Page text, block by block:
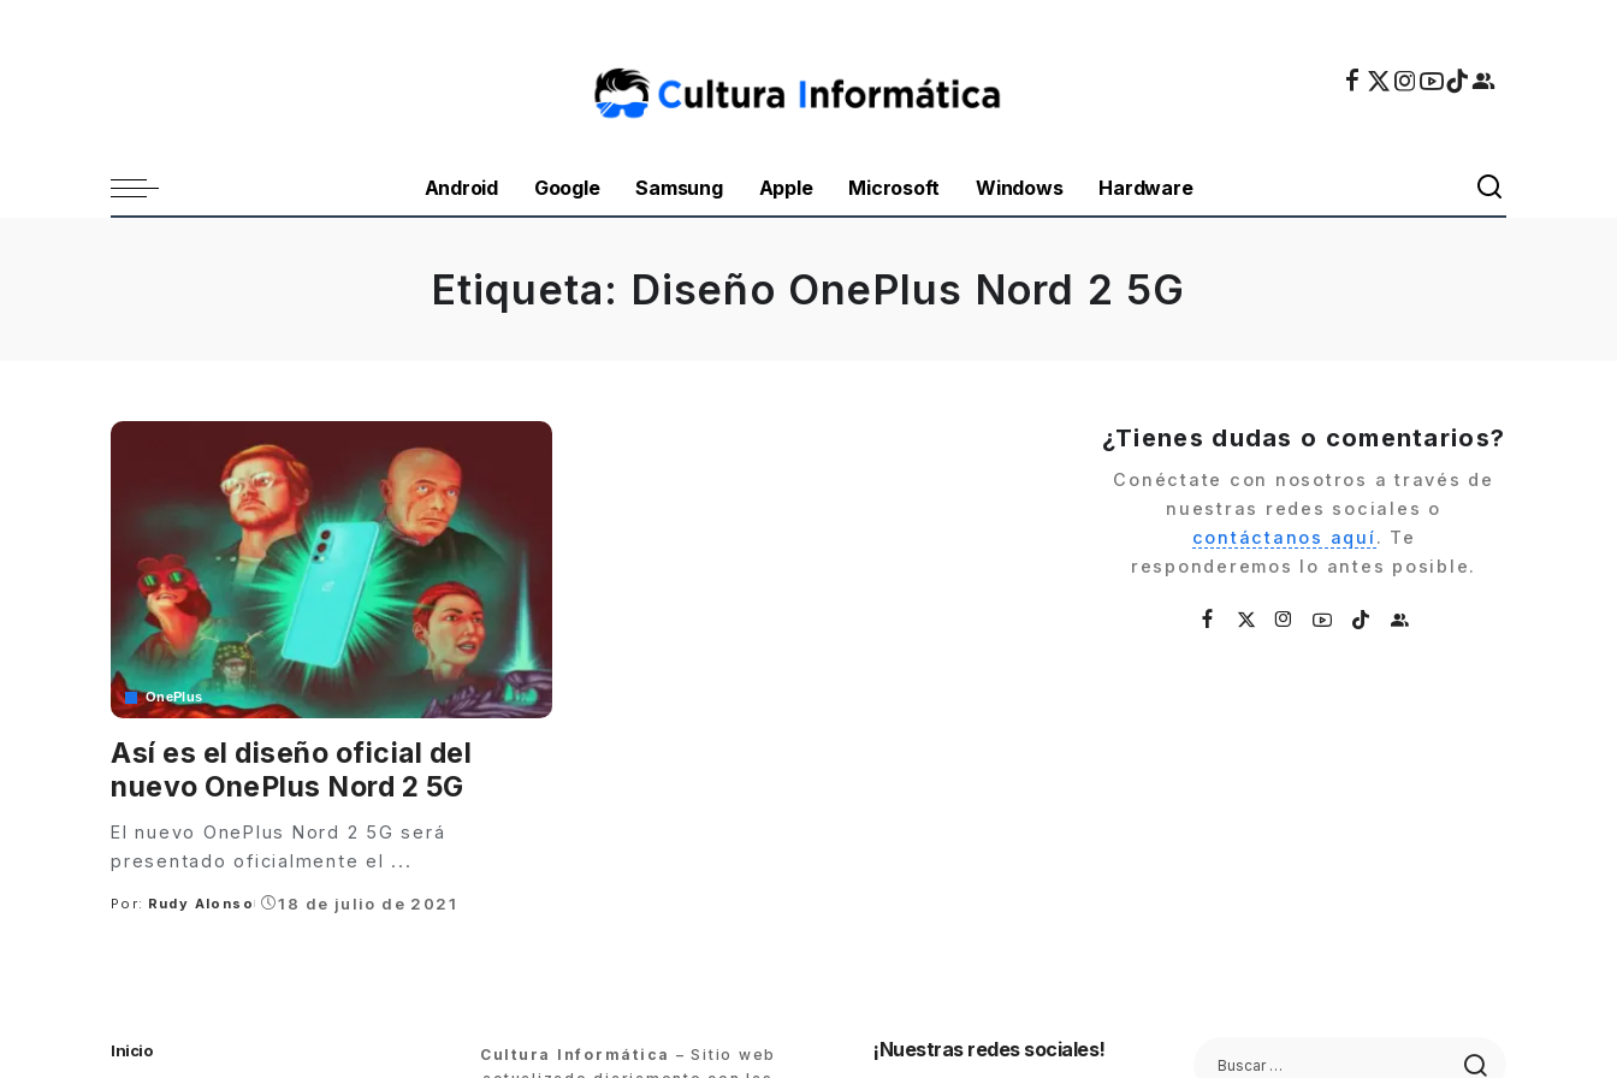
Android Google Samsung Apple Microsoft Windows Hardware
Etiqueta: Diseño OnePlus Nord 2 5G
OnePlus
Así es el diseño oficial del
nuevo OnePlus Nord 2 5G
El nuevo OnePlus Nord 2 5G será
presentado oficialmente el ...
Posted
Por: Rudy Alonso 18 de julio de 2021
¿Tienes dudas o comentarios?
Conéctate con nosotros a través de
nuestras redes sociales o
contáctanos aquí. Te
responderemos lo antes posible.
Inicio Cultura Informática – Sitio web
¡Nuestras redes sociales!